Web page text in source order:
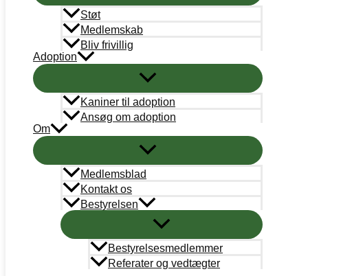
Støt
Medlemskab
Bliv frivillig
Adoption
Kaniner til adoption
Ansøg om adoption
Om
Medlemsblad
Kontakt os
Bestyrelsen
Bestyrelsesmedlemmer
Referater og vedtægter
Arbejdernes Landsbank
Kun donationer:
Reg# 5359 Konto#0245988
Øvrigt: Reg# 5359 Konto# 0000245058
Mobilepay
Kun donationer: #311658
Støt nu